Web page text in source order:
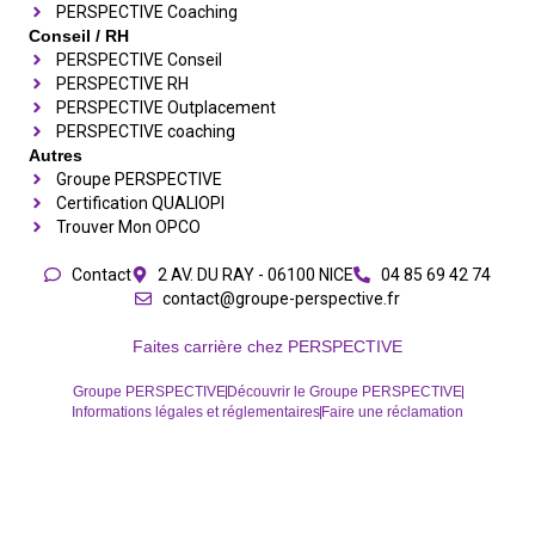
PERSPECTIVE Coaching
Conseil / RH
PERSPECTIVE Conseil
PERSPECTIVE RH
PERSPECTIVE Outplacement
PERSPECTIVE coaching
Autres
Groupe PERSPECTIVE
Certification QUALIOPI
Trouver Mon OPCO
Contact 2 AV. DU RAY - 06100 NICE
04 85 69 42 74⁩
contact@groupe-perspective.fr
Faites carrière chez PERSPECTIVE
Groupe PERSPECTIVE Découvrir le Groupe PERSPECTIVE
Informations légales et réglementaires Faire une réclamation